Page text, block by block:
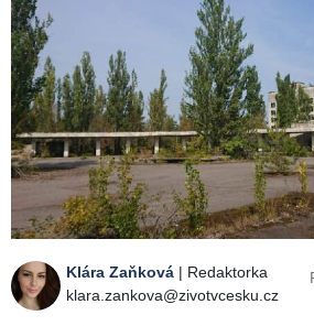
Klára Zaňková | Redaktorka
klara.zankova@zivotvcesku.cz